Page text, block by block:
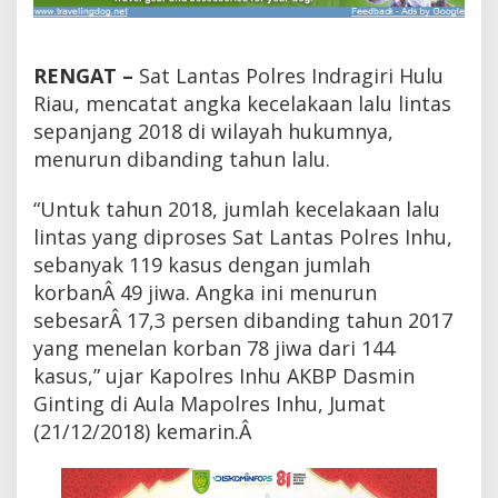
d
K
o
r
b
a
n
a
k
a
L
a
t
a
s
M
e
n
r
u
RENGAT – Sat Lantas Polres Indragiri Hulu
Riau, mencatat angka kecelakaan lalu lintas
sepanjang 2018 di wilayah hukumnya,
menurun dibanding tahun lalu.
“Untuk tahun 2018, jumlah kecelakaan lalu
lintas yang diproses Sat Lantas Polres Inhu,
sebanyak 119 kasus dengan jumlah
korbanÂ 49 jiwa. Angka ini menurun
sebesarÂ 17,3 persen dibanding tahun 2017
yang menelan korban 78 jiwa dari 144
kasus,” ujar Kapolres Inhu AKBP Dasmin
Ginting di Aula Mapolres Inhu, Jumat
(21/12/2018) kemarin.Â